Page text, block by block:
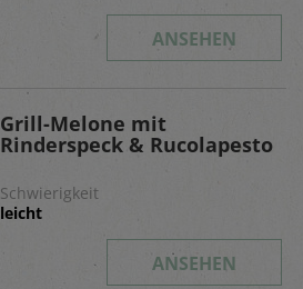
ANSEHEN
Grill-Melone mit
Rinderspeck & Rucolapesto
Schwierigkeit
leicht
ANSEHEN